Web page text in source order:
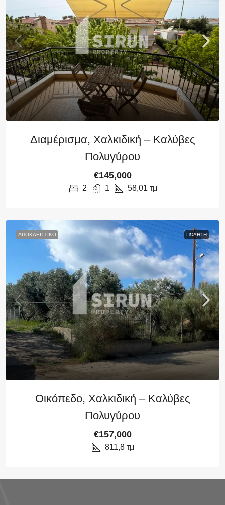
Διαμέρισμα, Χαλκιδική – Καλύβες
Πολυγύρου
€145,000
2 1 58,01 τμ
ΑΠΟΚΛΕΙΣΤΙΚΌ ΠΏΛΗΣΗ
Οικόπεδο, Χαλκιδική – Καλύβες
Πολυγύρου
€157,000
811,8 τμ